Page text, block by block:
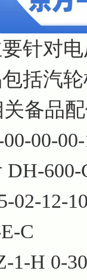
针对
括汽
备品
00-
600-
02-12-
C
1-H 0-